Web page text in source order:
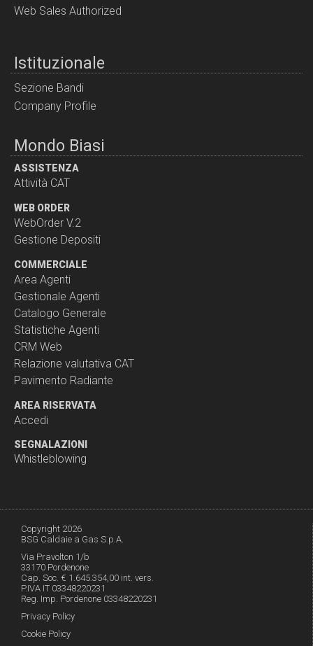
Web Sales Authorized
Istituzionale
Sezione Bandi
Company Profile
Mondo Biasi
ASSISTENZA
Attività CAT
WEB ORDER
WebOrder V.2
Gestione Depositi
COMMERCIALE
Area Agenti
Gestionale Agenti
Catalogo Generale
Statistiche Agenti
CRM Web
Relazione valutativa CAT
Pavimento Radiante
AREA RISERVATA
Accedi
SEGNALAZIONI
Whistleblowing
Copyright 2026
BSG Caldaie a Gas S.p.A.
Via Pravolton 1/b
33170 Pordenone
Cap. Soc. € 1.645.354,00 int. vers.
P.IVA IT 03348220231
Reg. Imp. Pordenone 03348220231
Privacy Policy
Cookie Policy